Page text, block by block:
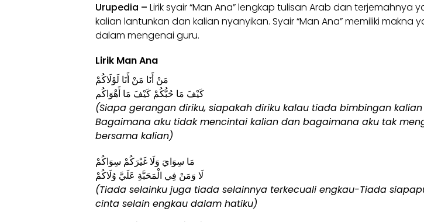
Urupedia – Liriksyair “Man Ana” lengkap tulisan Arab dan terjemahnya
kalian lantunkan dan kalian nyanyikan. Syair “Man Ana” memiliki makna
dalam mengenai guru.
Lirik Man Ana
مَنْ أَنَا مَنْ أَنَا لَوْلَاكُمْ
كَيْفَ مَا حُبُّكُمْ كَيْفَ مَا أَهْوَاكُم
(Siapa gerangan diriku, siapakah diriku kalau tiada bimbingan
Bagaimana aku tidak mencintai kalian dan bagaimana aku tak
bersama kalian)
مَا سِوَايَ وَلَا غَيْرَكُمْ سِوَاكُمْ
لَا وَمَنْ فِي الْمَحَبَّةِ عَلَيَّ وُلَاكُمْ
(Tiada selainku juga tiada selainnya terkecuali engkau-Tiada
cinta selain engkau dalam hatiku)